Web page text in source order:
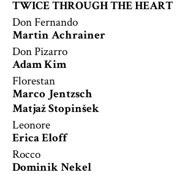
TWICE THROUGH THE HEART
Don Fernando
Martin Achrainer
Don Pizarro
Adam Kim
Florestan
Marco Jentzsch
Matjaž Stopinšek
Leonore
Erica Eloff
Rocco
Dominik Nekel